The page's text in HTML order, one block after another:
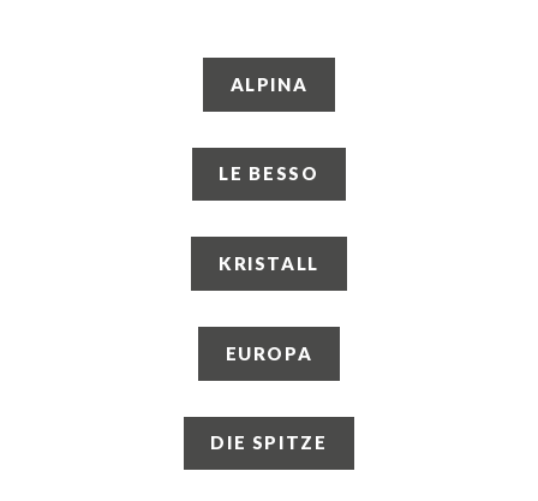
ALPINA
LE BESSO
KRISTALL
EUROPA
DIE SPITZE